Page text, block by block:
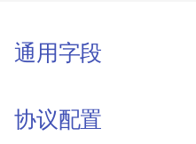
AnyTLS
通用字段
协议配置